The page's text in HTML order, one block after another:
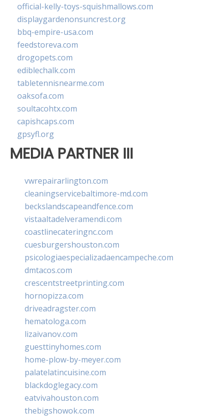
official-kelly-toys-squishmallows.com
displaygardenonsuncrest.org
bbq-empire-usa.com
feedstoreva.com
drogopets.com
ediblechalk.com
tabletennisnearme.com
oaksofa.com
soultacohtx.com
capishcaps.com
gpsyfl.org
MEDIA PARTNER III
vwrepairarlington.com
cleaningservicebaltimore-md.com
beckslandscapeandfence.com
vistaaltadelveramendi.com
coastlinecateringnc.com
cuesburgershouston.com
psicologiaespecializadaencampeche.com
dmtacos.com
crescentstreetprinting.com
hornopizza.com
driveadragster.com
hematologa.com
lizaivanov.com
guesttinyhomes.com
home-plow-by-meyer.com
palatelatincuisine.com
blackdoglegacy.com
eatvivahouston.com
thebigshowok.com